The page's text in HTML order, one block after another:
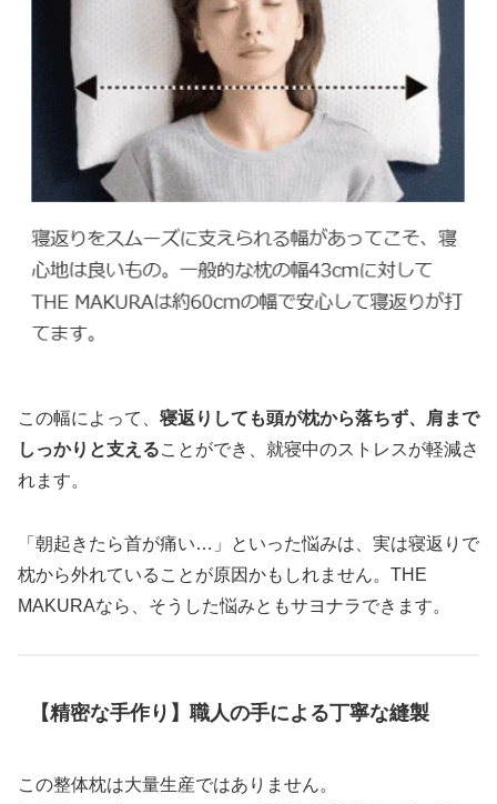
この幅によって、 寝返りしても頭が枕から落ちず、肩まで
しっかりと支えることができ、就寝中のストレスが軽減さ
れます。
「朝起きたら首が痛い…」といった悩みは、実は寝返りで
枕から外れていることが原因かもしれません。THE
MAKURAなら、そうした悩みともサヨナラできます。
【精密な手作り】職人の手による丁寧な縫製
この整体枕は大量生産ではありません。